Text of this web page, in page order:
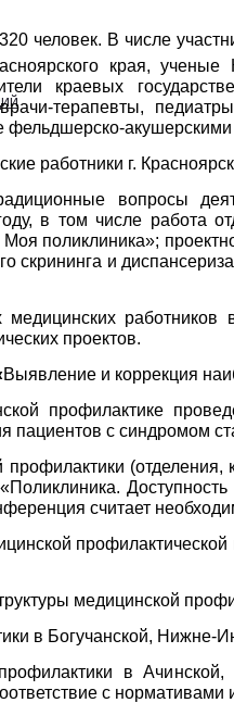
человек. В числе
края, ученые
краевых
терапевты,
фельдшерско-акуш
работники г.
вопросы
в том числе работа
поликлиника»;
о скрининга и
работников
проектов.
Выявление и коррекция
профилактике
пациентов с синдромом
считает
медицинской
в Богучанской, Нижне-
в
с нормативами